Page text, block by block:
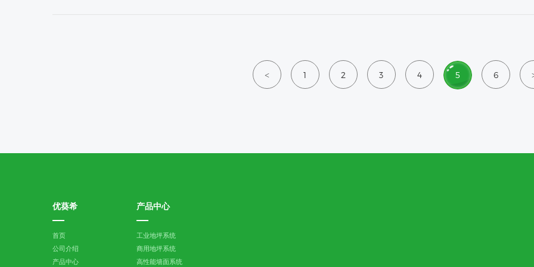
1 2 3 4 5 6
优葵希
首页
公司介绍
产品中心
产品中心
工业地坪系统
商用地坪系统
高性能墙面系统